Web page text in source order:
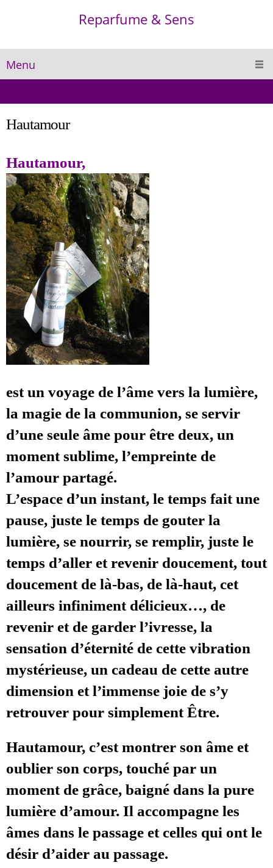
Reparfume & Sens
Menu
Hautamour
Hautamour,
est un voyage de l’âme vers la lumière,
la magie de la communion, se servir
d’une seule âme pour être deux, un
moment sublime, l’empreinte de
l’amour partagé.
L’espace d’un instant, le temps fait une
pause, juste le temps de gouter la
lumière, se nourrir, se remplir, juste le
temps d’aller et revenir doucement, tout
doucement de là-bas, de là-haut, cet
ailleurs infiniment délicieux…, de
revenir et de garder l’ivresse, la
sensation d’éternité de cette vibration
mystérieuse, un cadeau de cette autre
dimension et l’immense joie de s’y
retrouver pour simplement Être.
Hautamour, c’est montrer son âme et
oublier son corps, touché par un
moment de grâce, baigné dans la pure
lumière d’amour. Il accompagne les
âmes dans le passage et celles qui ont le
désir d’aider au passage.